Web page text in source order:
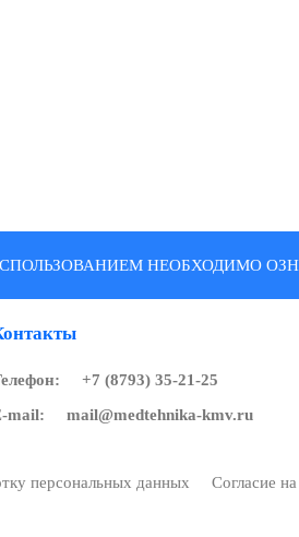
НЕОБХОДИМО
+7 (8793) 35-21-25
mail:
mail@medtehnika-kmv.ru
персональных данных Согласие